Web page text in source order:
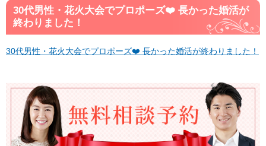
30代男性・花火大会でプロポーズ❤️ 長かった婚活が
終わりました！
30代男性・花火大会でプロポーズ❤️ 長かった婚活が終わりました！